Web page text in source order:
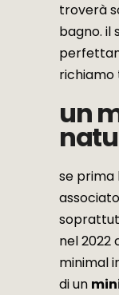
troverà
bagno. il
richiamo
un
se prima
nel 2022
minimal
di un